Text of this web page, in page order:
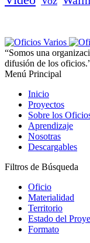
“Somos una
difusión de los
Menú Principal
Inicio
Proyectos
Sobre los
Aprendizaje
Nosotras
Descargables
Filtros de Búsqueda
Oficio
Materialidad
Territorio
Estado del
Formato